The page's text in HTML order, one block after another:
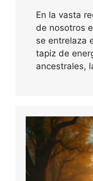
En la vasta
de nosotros
se entrelaza
tapiz de
ancestrales,